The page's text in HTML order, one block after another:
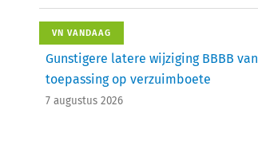
VN VANDAAG
Gunstigere latere wijziging BBBB van
toepassing op verzuimboete
7 augustus 2026